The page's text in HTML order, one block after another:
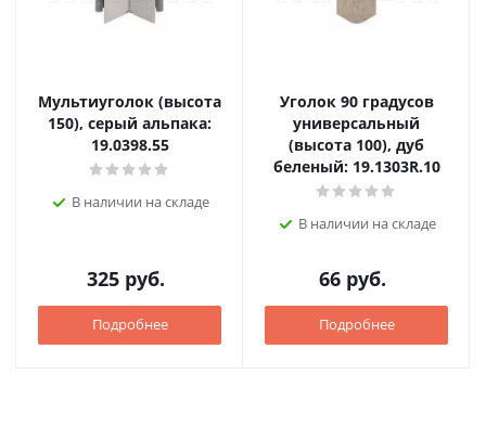
Мультиуголок (высота
150), серый альпака:
19.0398.55
В наличии на складе
325 руб.
Подробнее
Уголок 90 градусов
универсальный
(высота 100), дуб
беленый: 19.1303R.10
В наличии на складе
66 руб.
Подробнее